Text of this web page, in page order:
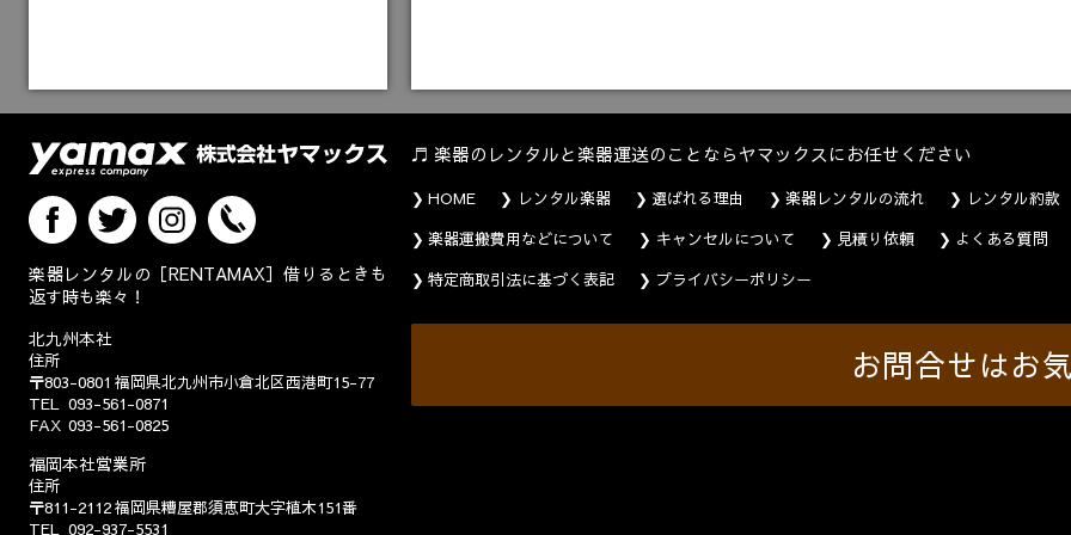
楽器レンタルの［RENTAMAX］借りるときも
返す時も楽々！
北九州本社
住所
〒803-0801 福岡県北九州市小倉北区西港町15-77
TEL 093-561-0871
FAX 093-561-0825
福岡本社営業所
住所
〒811-2112福岡県糟屋郡須恵町大字植木151番
TEL 092-937-5531
楽器のレンタルと楽器運送のことならヤマックスにお任せください
HOME レンタル楽器 選ばれる理由 楽器レンタルの流れ
レンタル約款
楽器運搬費用などについて
キャンセルについて 見積り依頼
よくある質問
特定商取引法に基づく表記
プライバシーポリシー
お問合せはお